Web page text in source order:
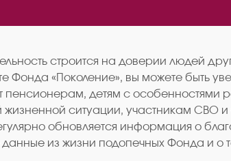
строится на доверии людей
Фонда «Поколение», вы можете быть
детям с особенностями
жизненной ситуации, участникам СВО
обновляется информация о
данные из жизни подопечных Фонда и о